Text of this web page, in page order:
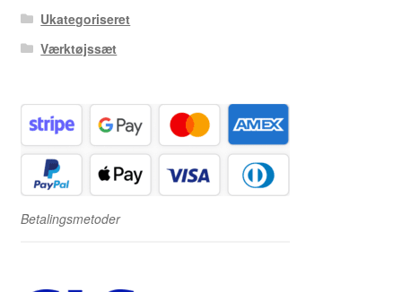
Ukategoriseret
Værktøjssæt
Betalingsmetoder